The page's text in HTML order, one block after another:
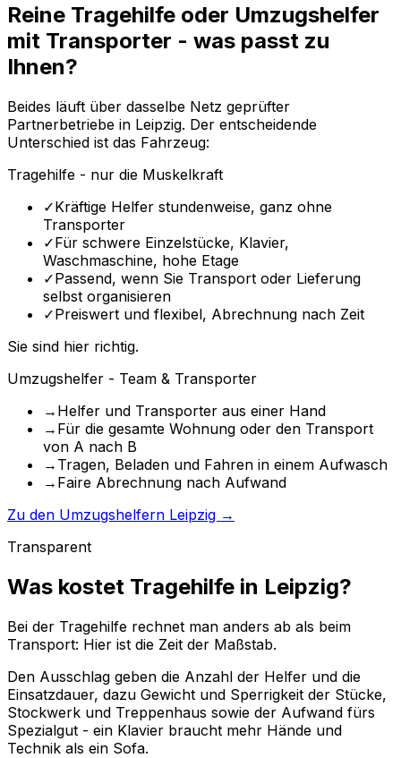
Reine Tragehilfe oder Umzugshelfer
mit Transporter - was passt zu
Ihnen?
Beides läuft über dasselbe Netz geprüfter
Partnerbetriebe in Leipzig. Der entscheidende
Unterschied ist das Fahrzeug:
Tragehilfe - nur die Muskelkraft
✓Kräftige Helfer stundenweise, ganz ohne
Transporter
✓Für schwere Einzelstücke, Klavier,
Waschmaschine, hohe Etage
✓Passend, wenn Sie Transport oder Lieferung
selbst organisieren
✓Preiswert und flexibel, Abrechnung nach Zeit
Sie sind hier richtig.
Umzugshelfer - Team & Transporter
→ Helfer und Transporter aus einer Hand
→ Für die gesamte Wohnung oder den Transport
von A nach B
→ Tragen, Beladen und Fahren in einem Aufwasch
→ Faire Abrechnung nach Aufwand
Zu den Umzugshelfern Leipzig →
Transparent
Was kostet Tragehilfe in Leipzig?
Bei der Tragehilfe rechnet man anders ab als beim
Transport: Hier ist die Zeit der Maßstab.
Den Ausschlag geben die Anzahl der Helfer und die
Einsatzdauer, dazu Gewicht und Sperrigkeit der Stücke,
Stockwerk und Treppenhaus sowie der Aufwand fürs
Spezialgut - ein Klavier braucht mehr Hände und
Technik als ein Sofa.